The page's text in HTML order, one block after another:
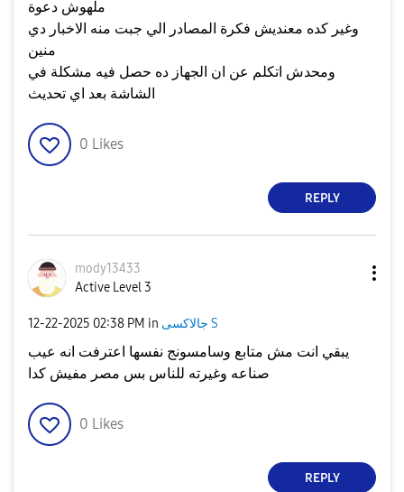
ملهوش دعوة
وغير كده معنديش فكرة المصادر الي جبت منه الاخبار دي
منين
ومحدش اتكلم عن ان الجهاز ده حصل فيه مشكلة في
الشاشة بعد اي تحديث
0 Likes
REPLY
mody13433
Active Level 3
‎12-22-2025 02:38 PM in جالاكسى S
يبقي انت مش متابع وسامسونج نفسها اعترفت انه عيب
صناعه وغيرته للناس بس مصر مفيش كدا
0 Likes
REPLY